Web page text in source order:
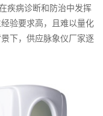
疾病诊断和防治中发挥
验要求高，且难以量化
下，供应脉象仪厂家逐